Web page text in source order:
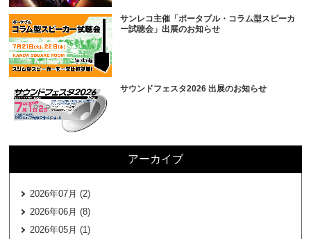
サンレコ主催「ポータブル・コラム型スピーカ
ー試聴会」出展のお知らせ
サウンドフェスタ2026 出展のお知らせ
アーカイブ
2026年07月 (2)
2026年06月 (8)
2026年05月 (1)